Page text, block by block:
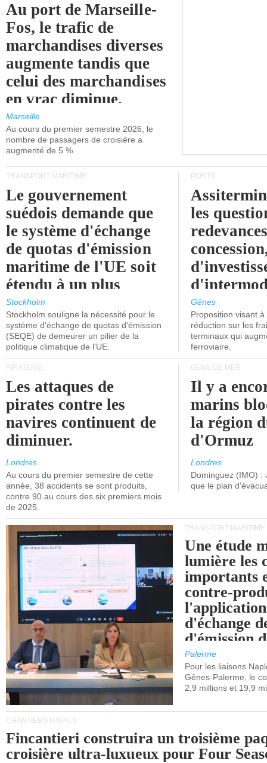
Au port de Marseille-
Fos, le trafic de
marchandises diverses
augmente tandis que
celui des marchandises
en vrac diminue.
Marseille
Au cours du premier semestre 2026, le
nombre de passagers de croisière a
augmenté de 5 %.
TRANSPORT MARITIME
Le gouvernement
suédois demande que
le système d'échange
de quotas d'émission
maritime de l'UE soit
étendu à un plus
grand nombre de
navires.
Stockholm
Stockholm souligne la nécessité pour le
système d'échange de quotas d'émission
(SEQE) de demeurer un pilier de la
politique climatique de l'UE.
PORTS
les
l'attention
politiciens.
Gênes
Proposition visant
réduction sur les
terminaux qui
ferroviaire.
PIRATERIE
Les attaques de
pirates contre les
navires continuent de
diminuer.
Londres
Au cours du premier semestre de cette
année, 38 accidents se sont produits,
contre 90 au cours des six premiers mois
de 2025.
GENS DE MER
Il y a
marins
la région
d'Ormuz
Londres
Dominguez (IMO) :
que le plan
TRANSPORT MARITIME
Une étude
lumière les
importants
contre-
d'échange
d'émission
(SEQE-UE)
maritimes
occidentale.
Palerme
Pour les liaisons
Gênes-Palerme, le
2,9 millions et 19,9
CHANTIERS NAVALS
Fincantieri construira un troisième
croisière ultra-luxueux pour Four